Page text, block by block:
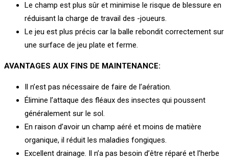
Le champ est plus sûr et minimise le risque de blessure en
réduisant la charge de travail des -joueurs.
Le jeu est plus précis car la balle rebondit correctement sur
une surface de jeu plate et ferme.
AVANTAGES AUX FINS DE MAINTENANCE:
Il n’est pas nécessaire de faire de l’aération.
Élimine l’attaque des fléaux des insectes qui poussent
généralement sur le sol.
En raison d’avoir un champ aéré et moins de matière
organique, il réduit les maladies fongiques.
Excellent drainage. Il n’a pas besoin d’être réparé et l’herbe